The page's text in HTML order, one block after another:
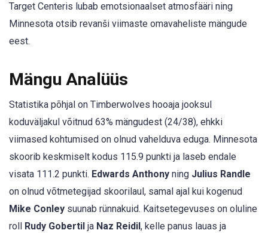
Target Centeris lubab emotsionaalset atmosfääri ning
Minnesota otsib revanši viimaste omavaheliste mängude
eest.
Mängu Analüüs
Statistika põhjal on Timberwolves hooaja jooksul
koduväljakul võitnud 63% mängudest (24/38), ehkki
viimased kohtumised on olnud vahelduva eduga. Minnesota
skoorib keskmiselt kodus 115.9 punkti ja laseb endale
visata 111.2 punkti. Edwards Anthony ning Julius Randle
on olnud võtmetegijad skoorilaul, samal ajal kui kogenud
Mike Conley suunab rünnakuid. Kaitsetegevuses on oluline
roll
Rudy Gobertil ja Naz Reidil , kelle panus lauas ja